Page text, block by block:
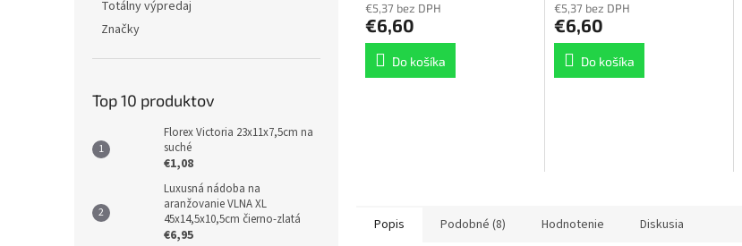
Totálny výpredaj
Značky
Top 10 produktov
Florex Victoria 23x11x7,5cm na
suché
€1,08
Luxusná nádoba na
aranžovanie VLNA XL
45x14,5x10,5cm čierno-zlatá
€6,95
€5,37 bez DPH
€6,60
Do košíka
€5,37 bez DPH
€6,60
Do košíka
Popis Podobné (8) Hodnotenie Diskusia